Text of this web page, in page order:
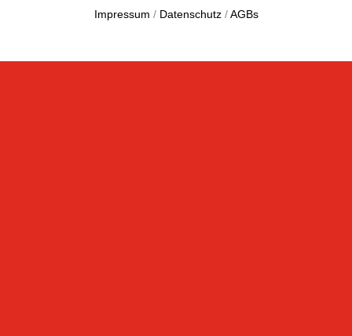
Impressum / Datenschutz /AGBs